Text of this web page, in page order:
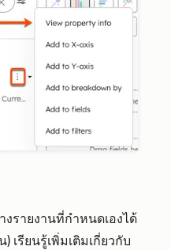
รายงานที่กำหนดเองได้
) เรียนรู้เพิ่มเติมเกี่ยวกับ